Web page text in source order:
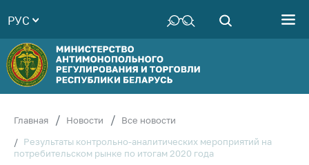
Руководство
Структура
Министерства
Территориальные
Законодательство
РУС
Главная Новости
Все новости
Результаты контрольно-аналитических мероприятий на
потребительском рынке по итогам 2020 года